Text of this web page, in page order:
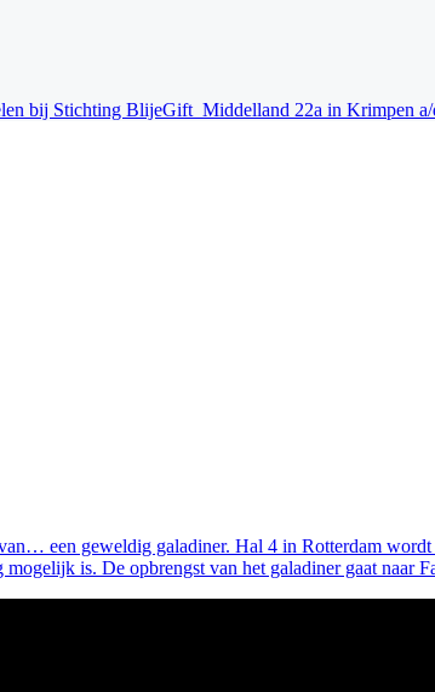
bij Stichting BlijeGift Middelland 22a in Krimpen
een geweldig galadiner. Hal 4 in Rotterdam
is. De opbrengst van het galadiner gaat